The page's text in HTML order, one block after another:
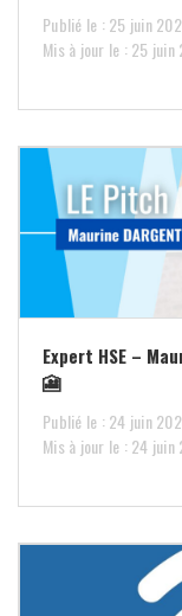
Publié le : 25 juin
Mis à jour le : 25 juin
Expert HSE –
🎦
Publié le : 24 juin
Mis à jour le : 24 juin